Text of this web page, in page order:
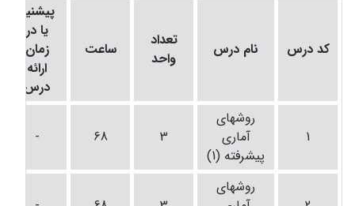
کد درس نام درس
تعداد
واحد
ساعت
پیشنیاز
یا در
زمان
ارائه
درس
1
روشهای
آماری
پیشرفته (1)
3
68
-
روشهای